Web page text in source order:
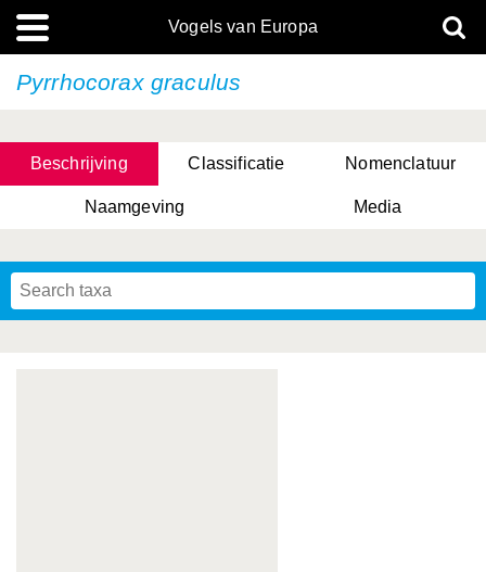
Vogels van Europa
Pyrrhocorax graculus
Beschrijving Classificatie Nomenclatuur
Naamgeving Media